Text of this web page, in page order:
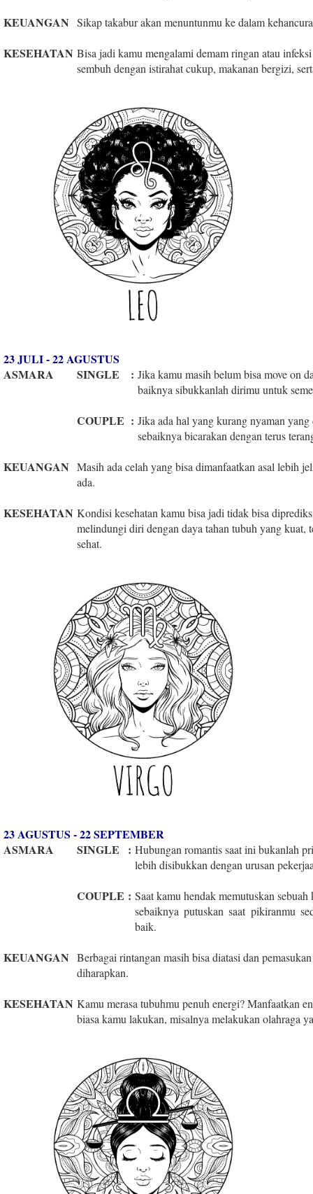
KEUANGAN Sikap takabur akan menuntunmu ke dalam
KESEHATAN Bisa jadi kamu mengalami demam ringan atau
sembuh dengan istirahat cukup, makanan bergizi,
23 JULI - 22 AGUSTUS
ASMARA
SINGLE : Jika kamu masih belum bisa move on
baiknya sibukkanlah dirimu untuk
COUPLE : Jika ada hal yang kurang nyaman
sebaiknya bicarakan dengan terus
KEUANGAN Masih ada celah yang bisa dimanfaatkan asal lebih
ada.
KESEHATAN Kondisi kesehatan kamu bisa jadi tidak bisa
melindungi diri dengan daya tahan tubuh yang kuat,
sehat.
23 AGUSTUS - 22 SEPTEMBER
ASMARA
SINGLE : Hubungan romantis saat ini bukanlah
lebih disibukkan dengan urusan
COUPLE : Saat kamu hendak memutuskan
sebaiknya putuskan saat pikiranmu
baik.
KEUANGAN Berbagai rintangan masih bisa diatasi dan
diharapkan.
KESEHATAN Kamu merasa tubuhmu penuh energi? Manfaatkan
biasa kamu lakukan, misalnya melakukan olahraga